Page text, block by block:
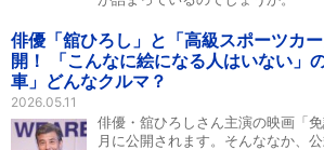
俳優「舘ひろし」と「高級スポーツカ
開！ 「こんなに絵になる人はいない」
車」どんなクルマ？
2026.05.11
俳優・舘ひろしさん主演の映画「
月に公開されます。そんななか、